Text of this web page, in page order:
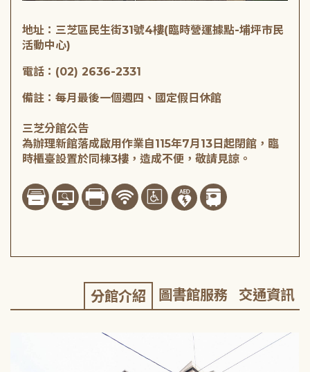
地址：三芝區民生街31號4樓(臨時營運據點-埔坪市民
活動中心)
電話：(02) 2636-2331
備註：每月最後一個週四、國定假日休館
三芝分館公告
為辦理新館落成啟用作業自115年7月13日起閉館，臨
時櫃臺設置於同棟3樓，造成不便，敬請見諒。
分館介紹 圖書館服務 交通資訊